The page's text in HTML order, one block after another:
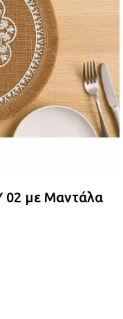
02 με Μαντάλα